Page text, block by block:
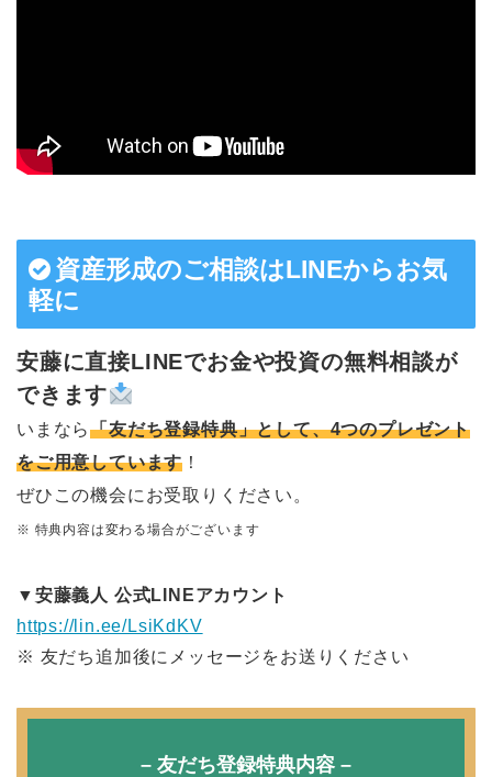
資産形成のご相談はLINEからお気
軽に
安藤に直接LINEでお金や投資の無料相談が
できます
いまなら「友だち登録特典」として、4つのプレゼント
をご用意しています ！
ぜひこの機会にお受取りください。
※ 特典内容は変わる場合がございます
▼安藤義人 公式LINEアカウント
https://lin.ee/LsiKdKV
※ 友だち追加後にメッセージをお送りください
– 友だち登録特典内容 –